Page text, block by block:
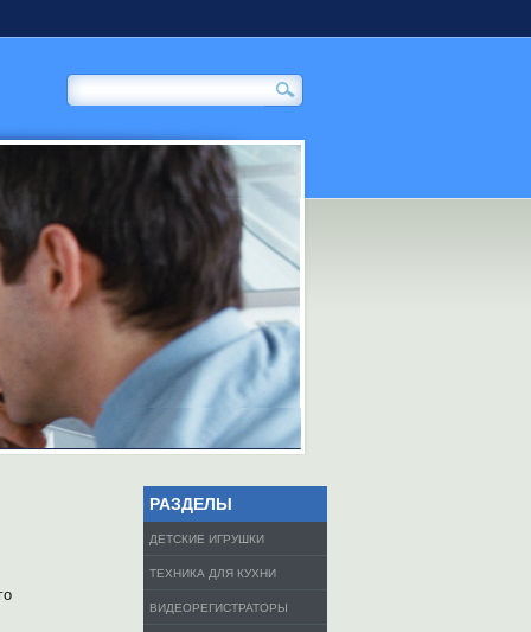
РАЗДЕЛЫ
ДЕТСКИЕ ИГРУШКИ
ТЕХНИКА ДЛЯ КУХНИ
ВИДЕОРЕГИСТРАТОРЫ